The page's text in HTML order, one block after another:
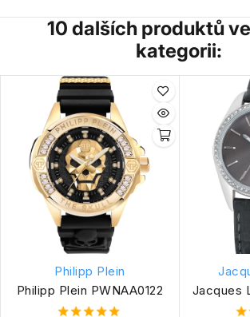
10 dalších produktů
kategorii:
Philipp Plein
Philipp Plein PWNAA0122
Jacques